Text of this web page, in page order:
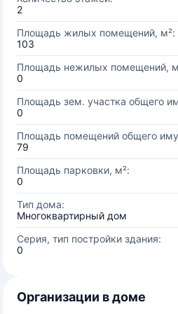
2
Площадь жилых помещений, м²:
103
Площадь нежилых помещений,
0
Площадь зем. участка общего
0
Площадь помещений общего
79
Площадь парковки, м²:
0
Тип дома:
Многоквартирный дом
Серия, тип постройки здания:
0
Организации в доме